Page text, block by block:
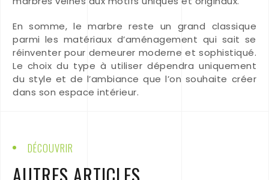
En somme, le marbre reste un grand classique
parmi les matériaux d’aménagement qui sait se
réinventer pour demeurer moderne et sophistiqué.
Le choix du type à utiliser dépendra uniquement
du style et de l’ambiance que l’on souhaite créer
dans son espace intérieur.
DÉCOUVRIR
AUTRES ARTICLES